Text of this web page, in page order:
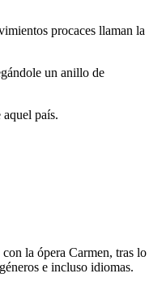
procaces llaman la
un anillo de
país.
la ópera Carmen, tras lo
e incluso idiomas.